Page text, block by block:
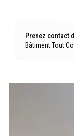
Prenez contact
Bâtiment Tout